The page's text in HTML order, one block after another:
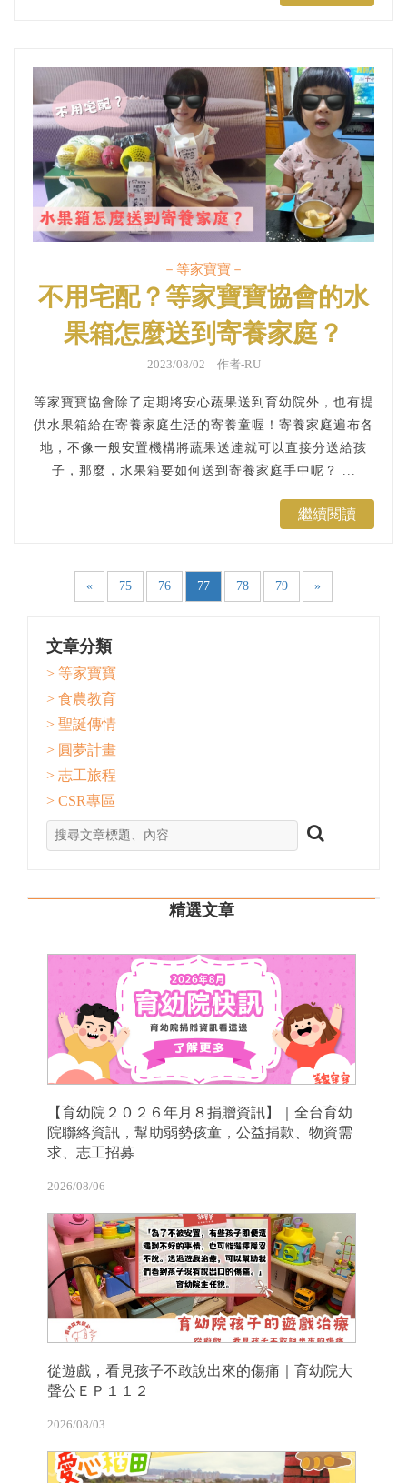
－等家寶寶－
不用宅配？等家寶寶協會的水
果箱怎麼送到寄養家庭？
2023/08/02 作者-RU
等家寶寶協會除了定期將安心蔬果送到育幼院外，也有提
供水果箱給在寄養家庭生活的寄養童喔！寄養家庭遍布各
地，不像一般安置機構將蔬果送達就可以直接分送給孩
子，那麼，水果箱要如何送到寄養家庭手中呢？ ...
繼續閱讀
« 75 76 77 78 79 »
文章分類
> 等家寶寶
> 食農教育
> 聖誕傳情
> 圓夢計畫
> 志工旅程
> CSR專區
精選文章
【育幼院２０２６年月８捐贈資訊】｜全台育幼
院聯絡資訊，幫助弱勢孩童，公益捐款、物資需
求、志工招募
2026/08/06
從遊戲，看見孩子不敢說出來的傷痛｜育幼院大
聲公ＥＰ１１２
2026/08/03